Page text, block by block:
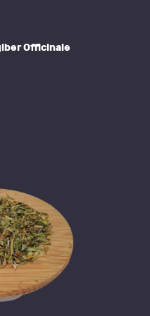
Officinale